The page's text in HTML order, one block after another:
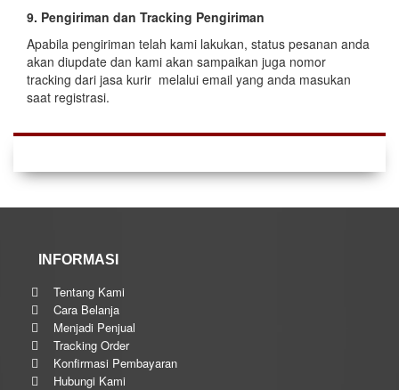
9. Pengiriman dan Tracking Pengiriman
Apabila pengiriman telah kami lakukan, status pesanan anda
akan diupdate dan kami akan sampaikan juga nomor
tracking dari jasa kurir melalui email yang anda masukan
saat registrasi.
INFORMASI
Tentang Kami
Cara Belanja
Menjadi Penjual
Tracking Order
Konfirmasi Pembayaran
Hubungi Kami